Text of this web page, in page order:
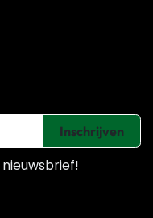
Inschrijven
nieuwsbrief!